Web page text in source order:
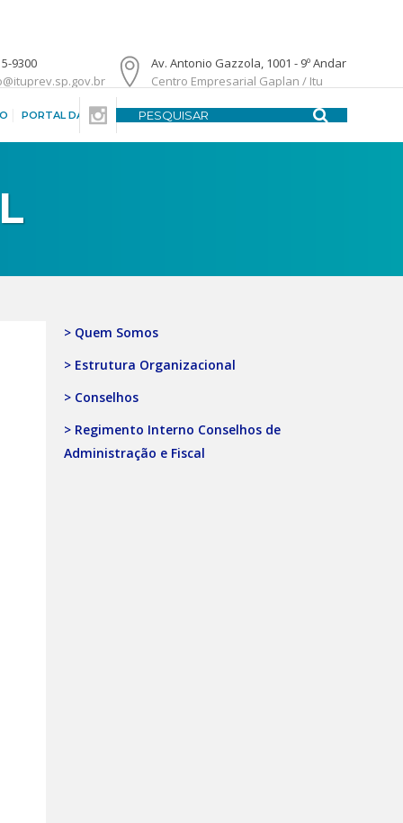
9300
Av. Antonio Gazzola, 1001 - 9º Andar
Centro Empresarial Gaplan / Itu
PORTAL DA TRANSPARÊNCIA CENTRAL DE ATENDIMENTO
> Quem Somos
> Estrutura Organizacional
> Conselhos
> Regimento Interno Conselhos de
Administração e Fiscal